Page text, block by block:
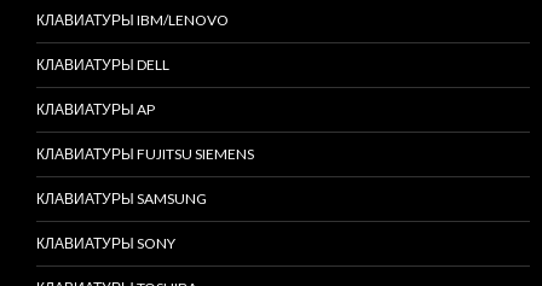
КЛАВИАТУРЫ IBM/LENOVO
КЛАВИАТУРЫ DELL
КЛАВИАТУРЫ AP
КЛАВИАТУРЫ FUJITSU SIEMENS
КЛАВИАТУРЫ SAMSUNG
КЛАВИАТУРЫ SONY